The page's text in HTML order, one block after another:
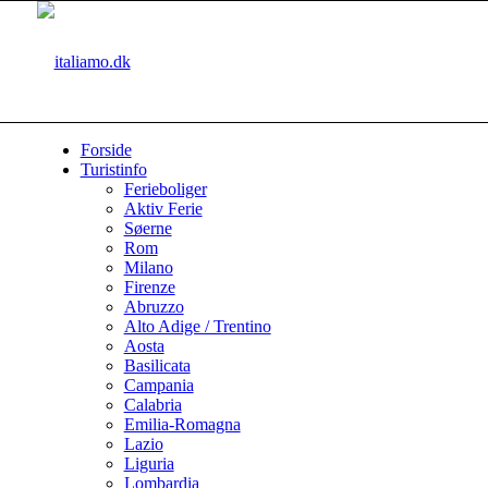
Forside
Turistinfo
Ferieboliger
Aktiv Ferie
Søerne
Rom
Milano
Firenze
Abruzzo
Alto Adige / Trentino
Aosta
Basilicata
Campania
Calabria
Emilia-Romagna
Lazio
Liguria
Lombardia